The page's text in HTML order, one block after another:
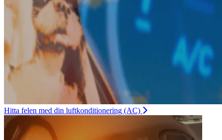
Hitta felen med din luftkonditionering (AC)